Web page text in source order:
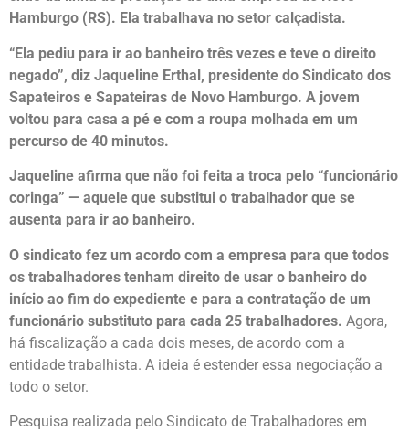
Hamburgo (RS). Ela trabalhava no setor calçadista.
“Ela pediu para ir ao banheiro três vezes e teve o direito
negado”, diz Jaqueline Erthal, presidente do Sindicato dos
Sapateiros e Sapateiras de Novo Hamburgo. A jovem
voltou para casa a pé e com a roupa molhada em um
percurso de 40 minutos.
Jaqueline afirma que não foi feita a troca pelo “funcionário
coringa” — aquele que substitui o trabalhador que se
ausenta para ir ao banheiro.
O sindicato fez um acordo com a empresa para que todos
os trabalhadores tenham direito de usar o banheiro do
início ao fim do expediente e para a contratação de um
funcionário substituto para cada 25 trabalhadores. Agora,
há fiscalização a cada dois meses, de acordo com a
entidade trabalhista. A ideia é estender essa negociação a
todo o setor.
Pesquisa realizada pelo Sindicato de Trabalhadores em